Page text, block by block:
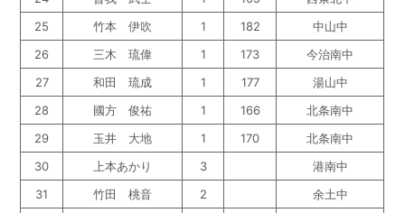
25
竹本 伊吹 1 182
中山中
26
三木 琉偉 1 173
今治南中
27
和田 琉成 1 177
湯山中
28
國方 俊祐 1 166
北条南中
29
玉井 大地 1 170
北条南中
30
上本あかり 3
港南中
31
竹田 桃音 2 余土中